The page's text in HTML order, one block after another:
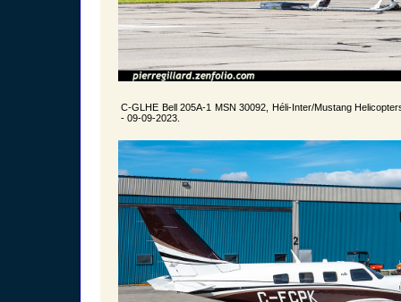
C-GLHE Bell 205A-1 MSN 30092, Héli-Inter/Mustang
- 09-09-2023.